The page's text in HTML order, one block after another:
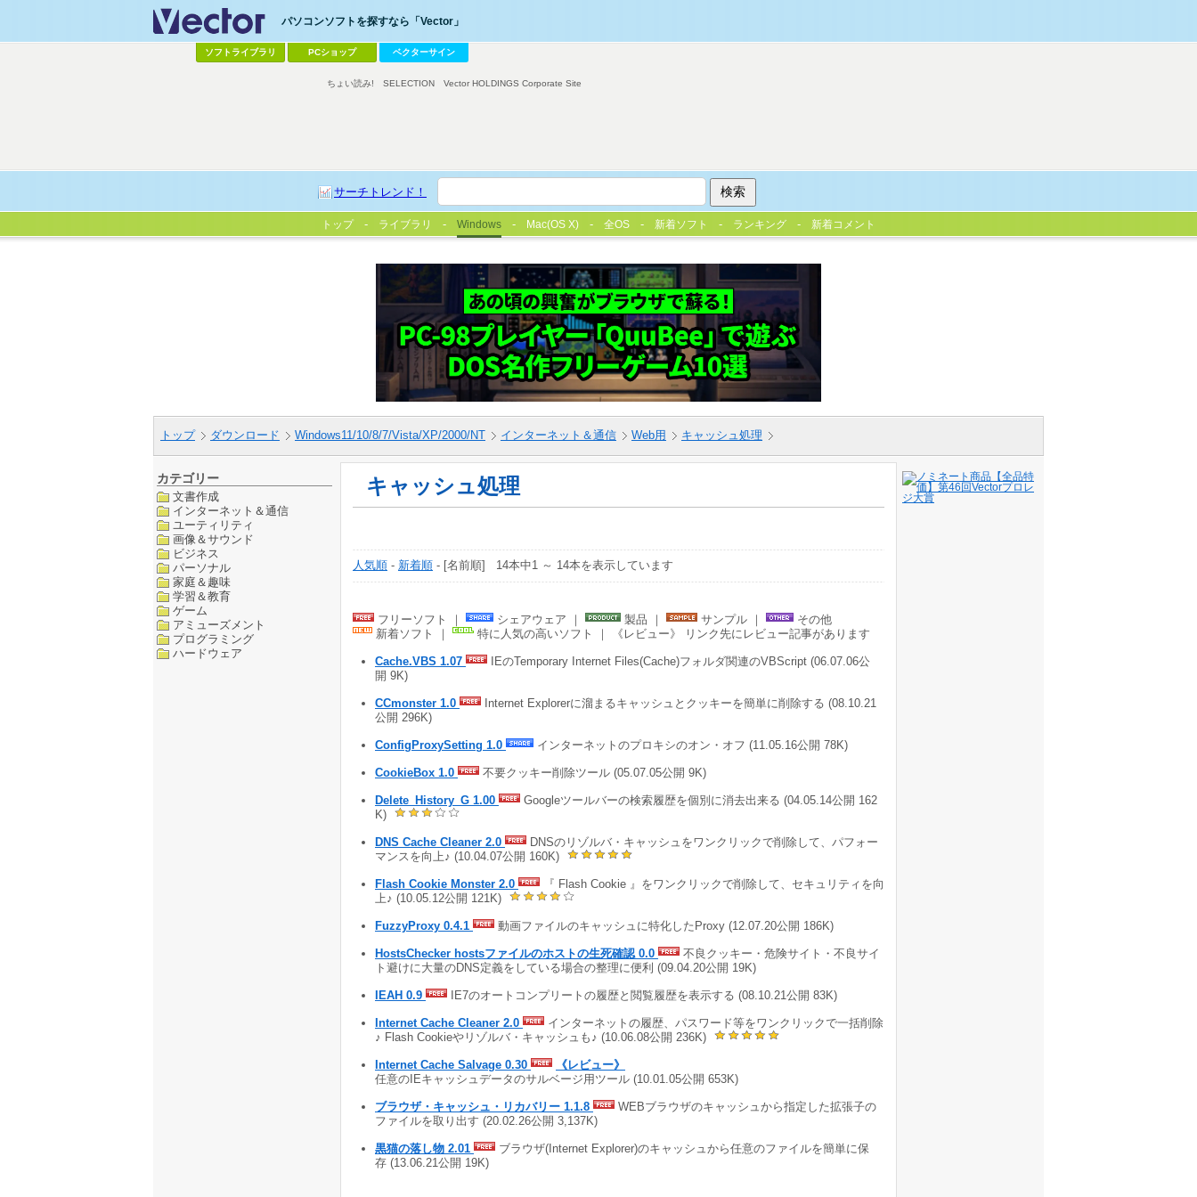
パソコンソフトを探すなら「Vector」
ソフトライブラリ PCショップ ベクターサイン
サーチトレンド！
ちょい読み! SELECTION Vector HOLDINGS Corporate Site
トップ ライブラリ Windows Mac(OS X) 全OS 新着ソフト ランキング 新着コメント
トップ ダウンロード Windows11/10/8/7/Vista/XP/2000/NT インターネット＆通信 Web用 キャッシュ処理
カテゴリー
文書作成
インターネット＆通信
ユーティリティ
画像＆サウンド
ビジネス
パーソナル
家庭＆趣味
学習＆教育
ゲーム
アミューズメント
プログラミング
ハードウェア
キャッシュ処理
人気順 - 新着順 - [名前順] 14本中1 ～ 14本を表示しています
フリーソフト ｜ シェアウェア ｜ 製品 ｜ サンプル ｜
その他
新着ソフト ｜
特に人気の高いソフト ｜ 《レビュー》 リンク先にレビュー記事があります
Cache.VBS 1.07
IEのTemporary Internet Files(Cache)フォルダ関連のVBScript (06.07.06公
開 9K)
CCmonster 1.0
Internet Explorerに溜まるキャッシュとクッキーを簡単に削除する (08.10.21
公開 296K)
ConfigProxySetting 1.0 インターネットのプロキシのオン・オフ (11.05.16公開 78K)
CookieBox 1.0 不要クッキー削除ツール (05.07.05公開 9K)
Delete_History_G 1.00
Googleツールバーの検索履歴を個別に消去出来る (04.05.14公開 162
K)
DNS Cache Cleaner 2.0
DNSのリゾルバ・キャッシュをワンクリックで削除して、パフォー
マンスを向上♪ (10.04.07公開 160K)
Flash Cookie Monster 2.0
『 Flash Cookie 』をワンクリックで削除して、セキュリティを向
上♪ (10.05.12公開 121K)
FuzzyProxy 0.4.1 動画ファイルのキャッシュに特化したProxy (12.07.20公開 186K)
HostsChecker hostsファイルのホストの生死確認 0.0
不良クッキー・危険サイト・不良サイ
ト避けに大量のDNS定義をしている場合の整理に便利 (09.04.20公開 19K)
IEAH 0.9 IE7のオートコンプリートの履歴と閲覧履歴を表示する (08.10.21公開 83K)
Internet Cache Cleaner 2.0
インターネットの履歴、パスワード等をワンクリックで一括削除
♪ Flash Cookieやリゾルバ・キャッシュも♪ (10.06.08公開 236K)
Internet Cache Salvage 0.30
《レビュー》
任意のIEキャッシュデータのサルベージ用ツール (10.01.05公開 653K)
ブラウザ・キャッシュ・リカバリー 1.1.8
WEBブラウザのキャッシュから指定した拡張子の
ファイルを取り出す (20.02.26公開 3,137K)
黒猫の落し物 2.01
ブラウザ(Internet Explorer)のキャッシュから任意のファイルを簡単に保
存 (13.06.21公開 19K)